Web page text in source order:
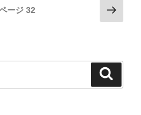
ージ 32
次
の
ジ